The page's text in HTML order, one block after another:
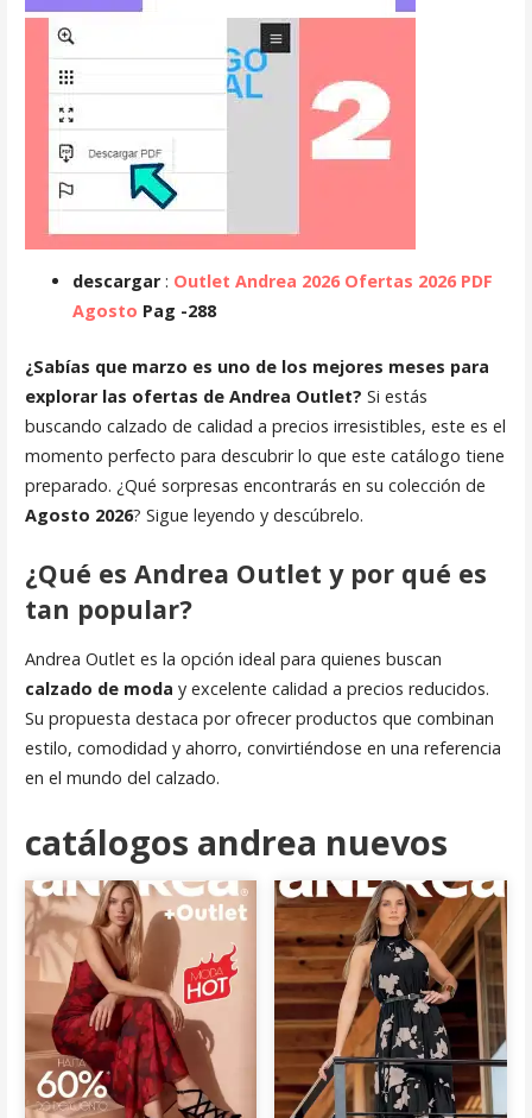
descargar: Outlet Andrea 2026 Ofertas 2026 PDF
Agosto Pag -288
¿Sabías que marzo es uno de los mejores meses para
explorar las ofertas de Andrea Outlet? Si estás
buscando calzado de calidad a precios irresistibles, este es el
momento perfecto para descubrir lo que este catálogo tiene
preparado. ¿Qué sorpresas encontrarás en su colección de
Agosto 2026? Sigue leyendo y descúbrelo.
¿Qué es Andrea Outlet y por qué es
tan popular?
Andrea Outlet es la opción ideal para quienes buscan
calzado de moda y excelente calidad a precios reducidos.
Su propuesta destaca por ofrecer productos que combinan
estilo, comodidad y ahorro, convirtiéndose en una referencia
en el mundo del calzado.
catálogos andrea nuevos